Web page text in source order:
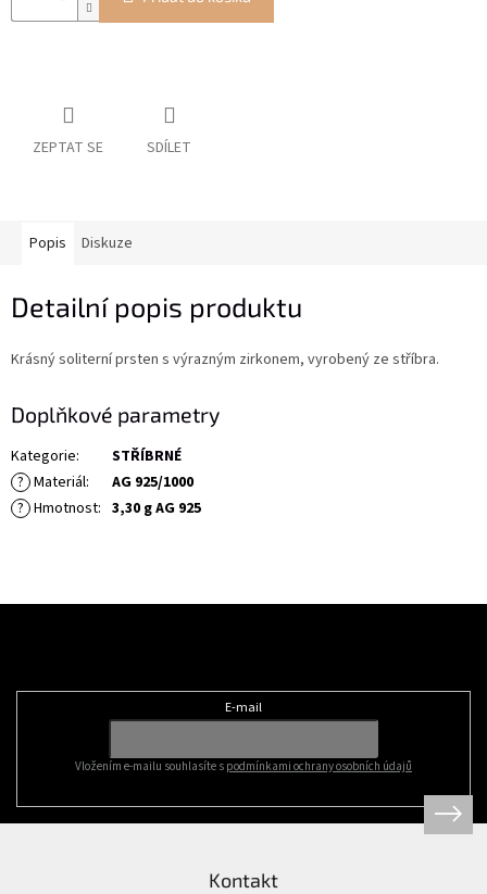
ZEPTAT SE SDÍLET
Popis Diskuze
Detailní popis produktu
Krásný soliterní prsten s výrazným zirkonem, vyrobený ze stříbra.
Doplňkové parametry
Kategorie:
STŘÍBRNÉ
? Materiál:
AG 925/1000
? Hmotnost: 3,30 g AG 925
E-mail
Vložením e-mailu souhlasíte s podmínkami ochrany osobních údajů
Kontakt